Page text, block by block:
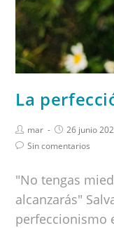
La
mar 26 junio
Sin comentarios
"No tengas
alcanzarás"
perfeccionismo